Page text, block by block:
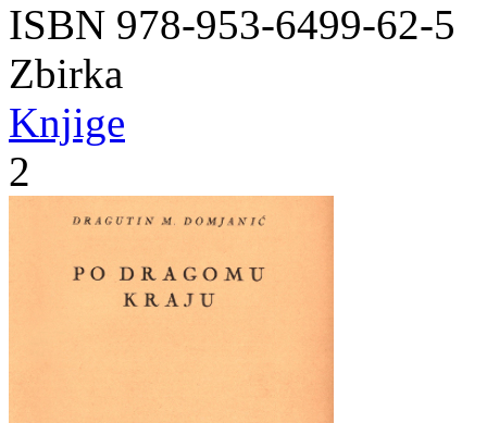
ISBN 978-953-6499-62-5
Zbirka
Knjige
2